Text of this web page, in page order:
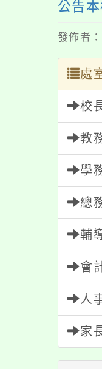
公告
發佈者
處
校
教
學
總
輔
會
人
家